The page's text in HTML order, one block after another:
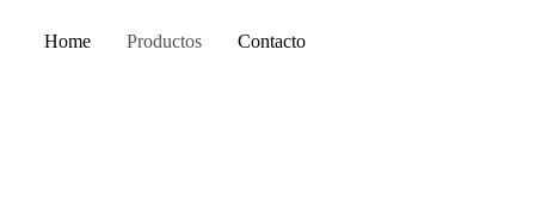
Home Productos Contacto